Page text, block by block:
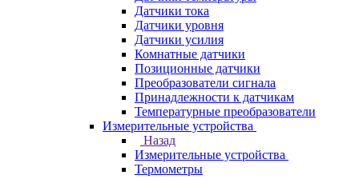
Датчики тока
Датчики уровня
Датчики усилия
Комнатные датчики
Позиционные датчики
Преобразователи сигнала
Принадлежности к датчикам
Температурные преобразователи
Измерительные устройства
Назад
Измерительные устройства
Термометры